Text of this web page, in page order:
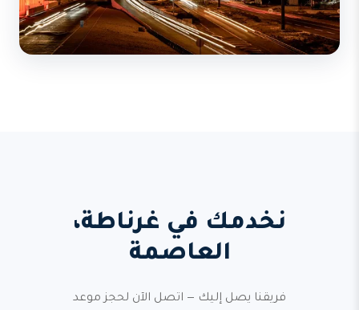
نخدمك في غرناطة،
العاصمة
فريقنا يصل إليك — اتصل الآن لحجز موعد